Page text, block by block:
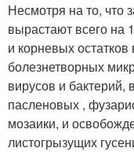
Несмотря на то, что
вырастают всего на
и корневых
болезнетворных
вирусов и
пасленовых ,
мозаики, и
листогрызущих